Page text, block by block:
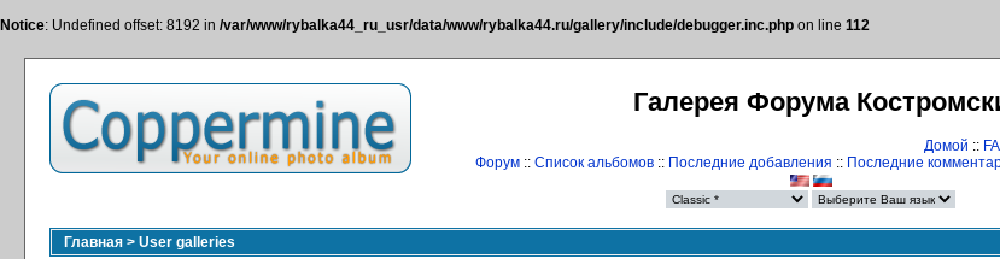
Notice: Undefined offset: 8192 in /var/www/rybalka44_ru_usr/data/www/rybalka44.ru/gallery/include/debugger.inc.php on line 112
Галерея Форума
Домой ::
Форум:: Список альбомов:: Последние добавления :: Последние
Главная > User galleries